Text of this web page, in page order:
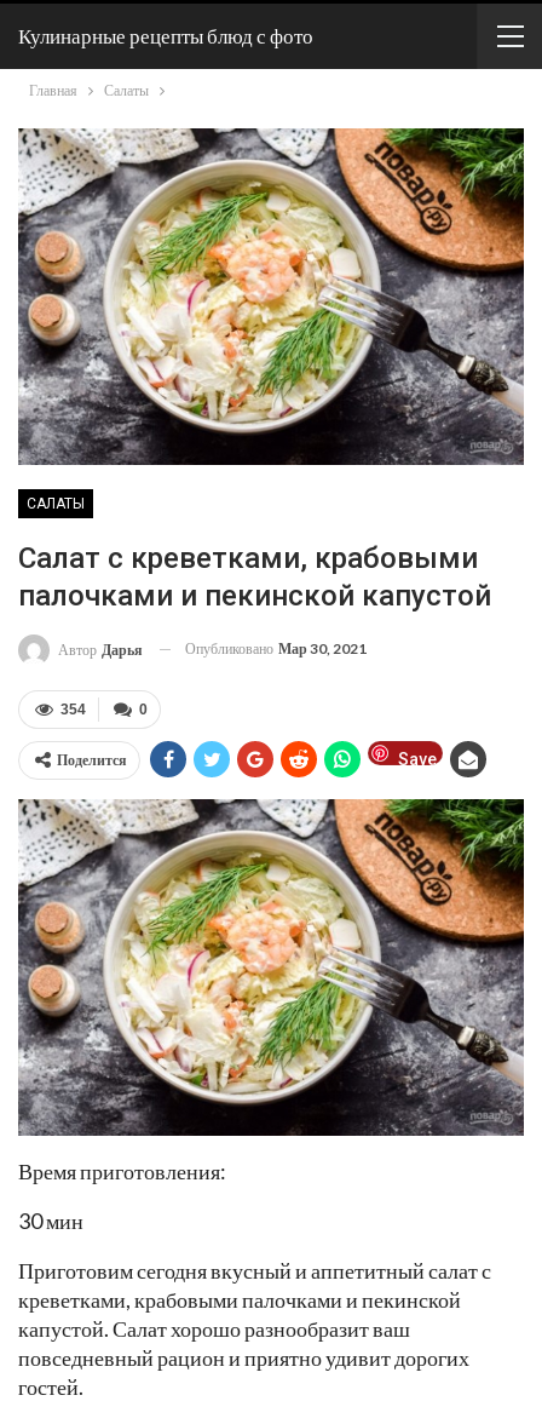
Кулинарные рецепты блюд с фото
Главная Салаты
САЛАТЫ
Салат с креветками, крабовыми
палочками и пекинской капустой
Автор Дарья Опубликовано Мар 30, 2021
0
354
Поделится Save
Время приготовления:
30 мин
Приготовим сегодня вкусный и аппетитный салат с
креветками, крабовыми палочками и пекинской
капустой. Салат хорошо разнообразит ваш
повседневный рацион и приятно удивит дорогих
гостей.